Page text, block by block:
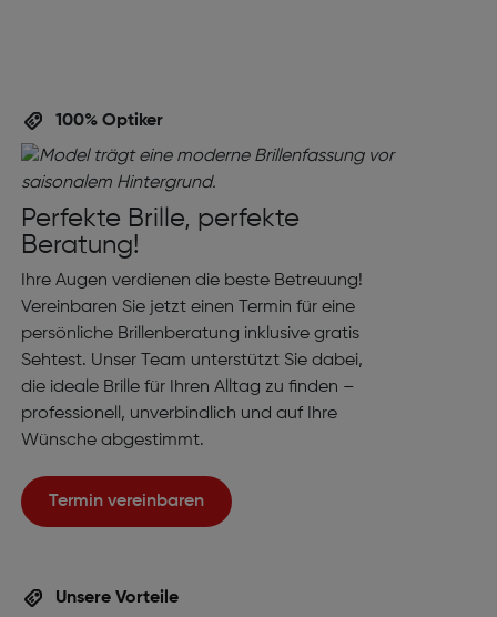
100% Optiker
Perfekte Brille, perfekte
Beratung!
Ihre Augen verdienen die beste Betreuung!
Vereinbaren Sie jetzt einen Termin für eine
persönliche Brillenberatung inklusive gratis
Sehtest. Unser Team unterstützt Sie dabei,
die ideale Brille für Ihren Alltag zu finden –
professionell, unverbindlich und auf Ihre
Wünsche abgestimmt.
Termin vereinbaren
Unsere Vorteile